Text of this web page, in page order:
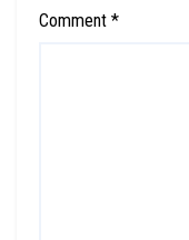
Comment *